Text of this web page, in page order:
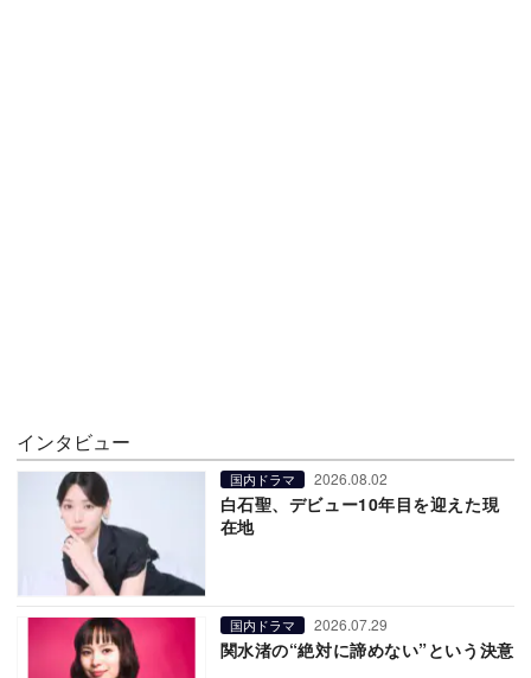
インタビュー
国内ドラマ 2026.08.02
白石聖、デビュー10年目を迎えた現
在地
国内ドラマ 2026.07.29
関水渚の“絶対に諦めない”という決意